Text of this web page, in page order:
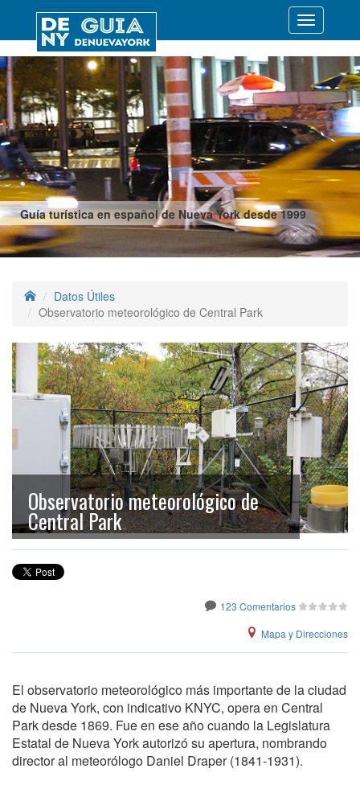
Guía turística en español de Nueva York desde 1999
Desplegar
Datos Útiles
Observatorio meteorológico de Central Park
Observatorio meteorológico de
Central Park
123 Comentarios
Mapa y Direcciones
El observatorio meteorológico más importante de la ciudad
de Nueva York, con indicativo KNYC, opera en Central
Park desde 1869. Fue en ese año cuando la Legislatura
Estatal de Nueva York autorizó su apertura, nombrando
director al meteorólogo Daniel Draper (1841-1931).